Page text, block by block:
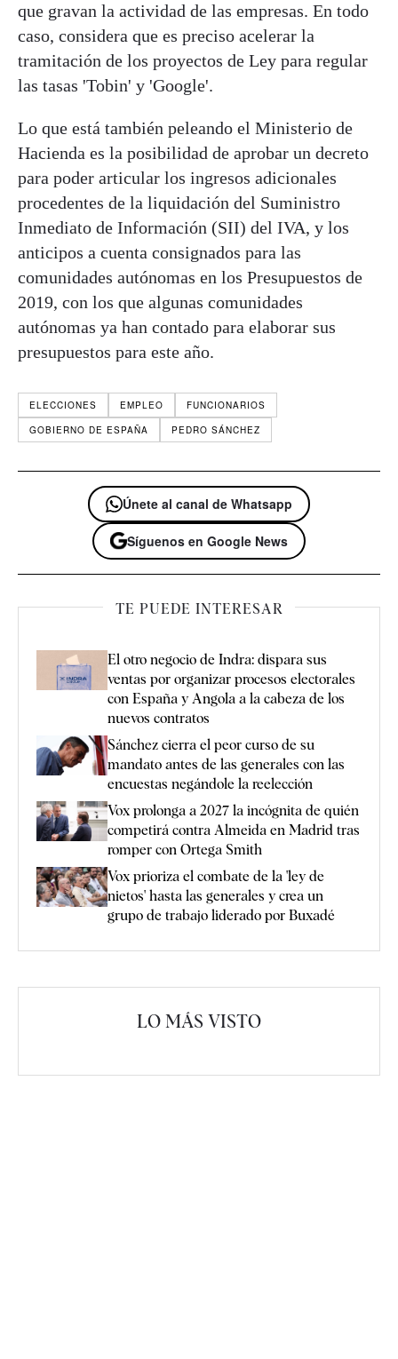
que gravan la actividad de las empresas. En todo
caso, considera que es preciso acelerar la
tramitación de los proyectos de Ley para regular
las tasas 'Tobin' y 'Google'.
Lo que está también peleando el Ministerio de
Hacienda es la posibilidad de aprobar un decreto
para poder articular los ingresos adicionales
procedentes de la liquidación del Suministro
Inmediato de Información (SII) del IVA, y los
anticipos a cuenta consignados para las
comunidades autónomas en los Presupuestos de
2019, con los que algunas comunidades
autónomas ya han contado para elaborar sus
presupuestos para este año.
ELECCIONES EMPLEO
FUNCIONARIOS
GOBIERNO DE ESPAÑA
PEDRO SÁNCHEZ
Únete al canal de Whatsapp
Síguenos en Google News
TE PUEDE INTERESAR
El otro negocio de Indra: dispara sus
ventas por organizar procesos electorales
con España y Angola a la cabeza de los
nuevos contratos
Sánchez cierra el peor curso de su
mandato antes de las generales con las
encuestas negándole la reelección
Vox prolonga a 2027 la incógnita de quién
competirá contra Almeida en Madrid tras
romper con Ortega Smith
Vox prioriza el combate de la 'ley de
nietos' hasta las generales y crea un
grupo de trabajo liderado por Buxadé
LO MÁS VISTO